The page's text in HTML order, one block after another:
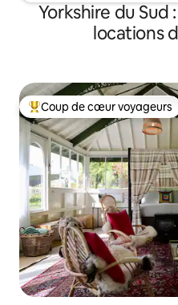
Yorkshire du Sud
locations
Coups de cœur voyageurs
Coup de cœur voyageurs